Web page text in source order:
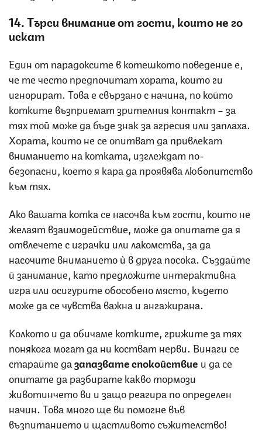
14. Търси внимание от гости, които не го
искат
Един от парадоксите в котешкото поведение е,
че те често предпочитат хората, които ги
игнорират. Това е свързано с начина, по който
котките възприемат зрителния контакт – за
тях той може да бъде знак за агресия или заплаха.
Хората, които не се опитват да привлекат
вниманието на котката, изглеждат по-
безопасни, което я кара да проявява любопитство
към тях.
Ако вашата котка се насочва към гости, които не
желаят взаимодействие, може да опитате да я
отвлечете с играчки или лакомства, за да
насочите вниманието ѝ в друга посока. Създайте
й занимание, като предложите интерактивна
игра или осигурите обособено място, където
може да се чувства важна и ангажирана.
Колкото и да обичаме котките, грижите за тях
понякога могат да ни костват нерви. Винаги се
старайте дазапазвате спокойствие и да се
опитате да разбирате какво тормози
животинчето ви и защо реагира по определен
начин. Това много ще ви помогне във
възпитанието и щастливото съжителство!